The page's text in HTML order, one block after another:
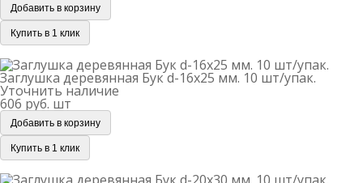
Добавить в корзину
Купить в 1 клик
Заглушка деревянная Бук d-16х25 мм. 10 шт/упак.
Уточнить наличие
606 руб. шт
Добавить в корзину
Купить в 1 клик